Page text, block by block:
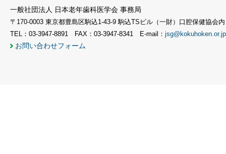
一般社団法人 日本老年歯科医学会 事務局
〒170-0003 東京都豊島区駒込1-43-9 駒込TSビル（一財）口腔保健協会内
TEL：03-3947-8891 FAX：03-3947-8341 E-mail： jsg@kokuhoken.or.jp
お問い合わせフォーム